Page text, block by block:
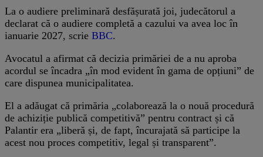
La o audiere preliminară desfășurată joi, judecătorul a
declarat că o audiere completă a cazului va avea loc în
ianuarie 2027, scrie BBC.
Avocatul a afirmat că decizia primăriei de a nu aproba
acordul se încadra „în mod evident în gama de opțiuni” de
care dispunea municipalitatea.
El a adăugat că primăria „colaborează la o nouă procedură
de achiziție publică competitivă” pentru contract și că
Palantir era „liberă și, de fapt, încurajată să participe la
acest nou proces competitiv, legal și transparent”.